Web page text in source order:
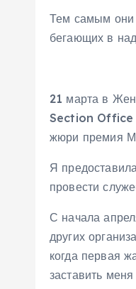
Тем самым они
бегающих в
21 марта в
Section Office
жюри премия
Я
провести
С начала
других
когда первая
заставить